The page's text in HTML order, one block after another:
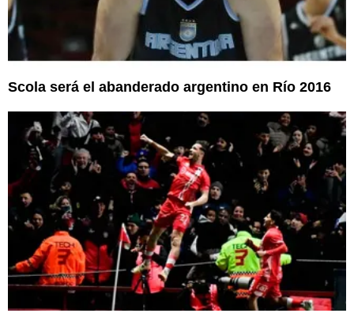
Scola será el abanderado argentino en Río 2016